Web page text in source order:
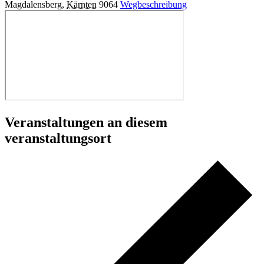
Magdalensberg, Kärnten 9064 Wegbeschreibung
Veranstaltungen an diesem
veranstaltungsort